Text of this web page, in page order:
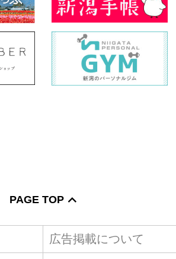
PAGE TOP
広告掲載について